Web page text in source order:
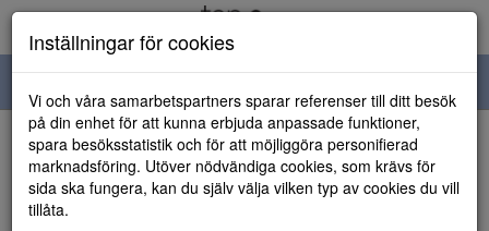
navigation
HEM
Inställningar för cookies
Vi och våra samarbetspartners sparar referenser till ditt besök
på din enhet för att kunna erbjuda anpassade funktioner,
spara besöksstatistik och för att möjliggöra personifierad
marknadsföring. Utöver nödvändiga cookies, som krävs för
sida ska fungera, kan du själv välja vilken typ av cookies du vill
tillåta.